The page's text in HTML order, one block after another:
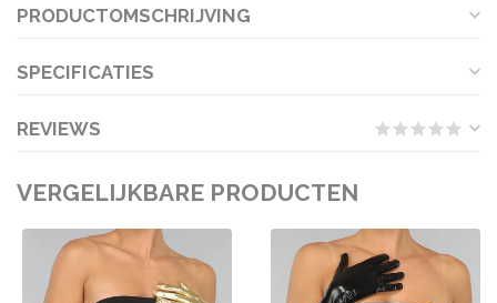
PRODUCTOMSCHRIJVING
SPECIFICATIES
REVIEWS
VERGELIJKBARE PRODUCTEN